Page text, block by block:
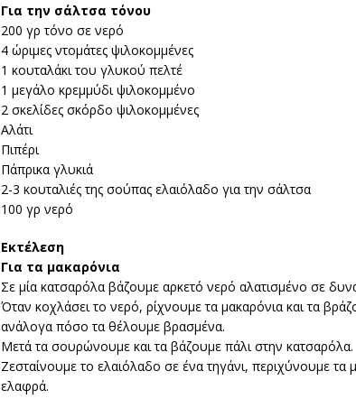
Για την σάλτσα τόνου
200 γρ τόνο σε νερό
4 ώριμες ντομάτες ψιλοκομμένες
1 κουταλάκι του γλυκού πελτέ
1 μεγάλο κρεμμύδι ψιλοκομμένο
2 σκελίδες σκόρδο ψιλοκομμένες
Αλάτι
Πιπέρι
Πάπρικα γλυκιά
2-3 κουταλιές της σούπας ελαιόλαδο για την σάλτσα
100 γρ νερό
Εκτέλεση
Για τα μακαρόνια
Σε μία κατσαρόλα βάζουμε αρκετό νερό αλατισμένο σε
Όταν κοχλάσει το νερό, ρίχνουμε τα μακαρόνια και τα
ανάλογα πόσο τα θέλουμε βρασμένα.
Μετά τα σουρώνουμε και τα βάζουμε πάλι στην κατσαρόλα.
Ζεσταίνουμε το ελαιόλαδο σε ένα τηγάνι, περιχύνουμε τα
ελαφρά.